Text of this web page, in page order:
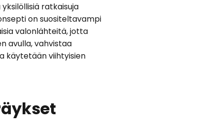
ratkaisuja
on suositeltavampi
valonlähteitä, jotta
avulla, vahvistaa
käytetään viihtyisien